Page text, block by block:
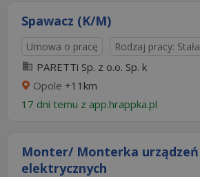
Spawacz (K/M)
Umowa o pracę Rodzaj pracy: Stała
PARETTi Sp. z o.o. Sp. k
Opole +11km
17 dni temu z app.hrappka.pl
Monter/ Monterka urządzeń
elektrycznych